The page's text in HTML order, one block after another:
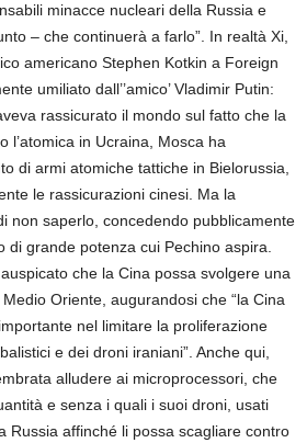
minacce nucleari della Russia e
– che continuerà a farlo”. In realtà Xi,
americano Stephen Kotkin a Foreign
umiliato dall’’amico’ Vladimir Putin:
rassicurato il mondo sul fatto che la
l’atomica in Ucraina, Mosca ha
di armi atomiche tattiche in Bielorussia,
le rassicurazioni cinesi. Ma la
non saperlo, concedendo pubblicamente
di grande potenza cui Pechino aspira.
che la Cina possa svolgere una
Oriente, augurandosi che “la Cina
nel limitare la proliferazione
e dei droni iraniani”. Anche qui,
alludere ai microprocessori, che
e senza i quali i suoi droni, usati
Russia affinché li possa scagliare contro